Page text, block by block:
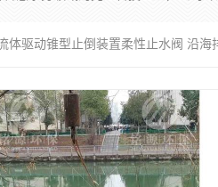
体驱动锥型止倒装置柔性止水阀 沿海